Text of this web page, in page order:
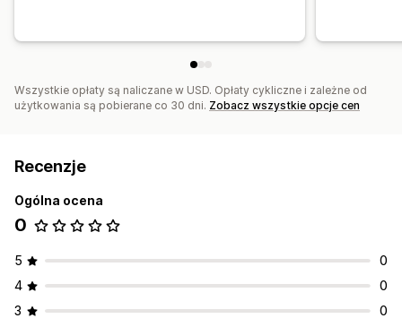
Wszystkie opłaty są naliczane w USD. Opłaty cykliczne i zależne od
użytkowania są pobierane co 30 dni. Zobacz wszystkie opcje cen
Recenzje
Ogólna ocena
0
5
0
4
0
3
0